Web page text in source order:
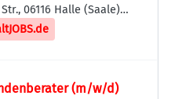
06116 Halle (Saale)-
Deutschland
(m/w/d)